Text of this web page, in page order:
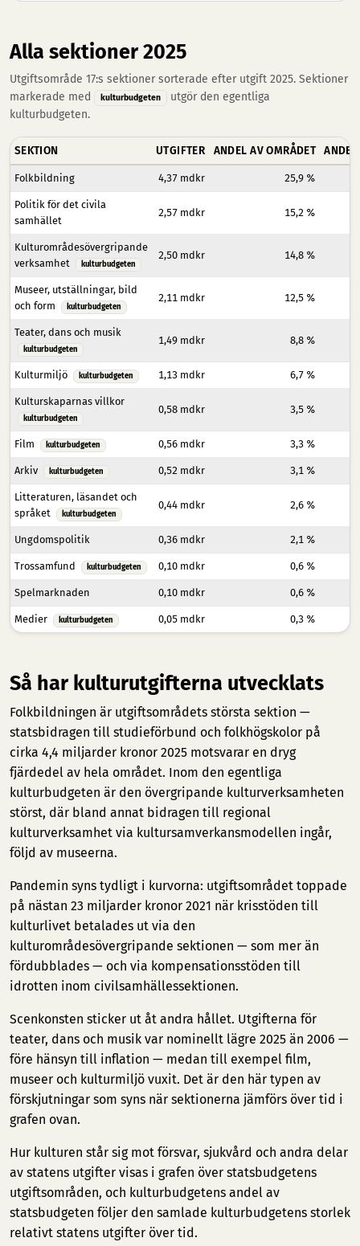
Alla sektioner 2025
Utgiftsområde 17:s sektioner sorterade efter utgift 2025. Sektioner
markerade med
kulturbudgeten
utgör den egentliga
kulturbudgeten.
SEKTION UTGIFTER ANDEL AV OMRÅDET ANDEL
Folkbildning 4,37 mdkr 25,9 %
Politik för det civila
samhället
2,57 mdkr 15,2 %
Kulturområdesövergripande
verksamhet
kulturbudgeten
2,50 mdkr 14,8 %
Museer, utställningar, bild
och form
kulturbudgeten
2,11 mdkr 12,5 %
Teater, dans och musik
kulturbudgeten
1,49 mdkr 8,8 %
Kulturmiljö kulturbudgeten 1,13 mdkr 6,7 %
Kulturskaparnas villkor
kulturbudgeten
0,58 mdkr 3,5 %
Film kulturbudgeten 0,56 mdkr 3,3 %
Arkiv kulturbudgeten 0,52 mdkr 3,1 %
Litteraturen, läsandet och
språket
kulturbudgeten
0,44 mdkr 2,6 %
Ungdomspolitik 0,36 mdkr 2,1 %
Trossamfund kulturbudgeten 0,10 mdkr 0,6 %
Spelmarknaden 0,10 mdkr 0,6 %
Medier kulturbudgeten 0,05 mdkr 0,3 %
Så har kulturutgifterna utvecklats
Folkbildningen är utgiftsområdets största sektion —
statsbidragen till studieförbund och folkhögskolor på
cirka 4,4 miljarder kronor 2025 motsvarar en dryg
fjärdedel av hela området. Inom den egentliga
kulturbudgeten är den övergripande kulturverksamheten
störst, där bland annat bidragen till regional
kulturverksamhet via kultursamverkansmodellen ingår,
följd av museerna.
Pandemin syns tydligt i kurvorna: utgiftsområdet toppade
på nästan 23 miljarder kronor 2021 när krisstöden till
kulturlivet betalades ut via den
kulturområdesövergripande sektionen — som mer än
fördubblades — och via kompensationsstöden till
idrotten inom civilsamhällessektionen.
Scenkonsten sticker ut åt andra hållet. Utgifterna för
teater, dans och musik var nominellt lägre 2025 än 2006 —
före hänsyn till inflation — medan till exempel film,
museer och kulturmiljö vuxit. Det är den här typen av
förskjutningar som syns när sektionerna jämförs över tid i
grafen ovan.
Hur kulturen står sig mot försvar, sjukvård och andra delar
av statens utgifter visas i grafen över statsbudgetens
utgiftsområden, och kulturbudgetens andel av
statsbudgeten följer den samlade kulturbudgetens storlek
relativt statens utgifter över tid.